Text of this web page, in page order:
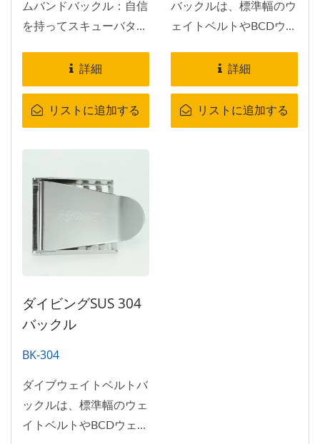
ムバンドバックル：自信
を持ってスキューバタン
詳細
リストに追加する
バックルは、標準幅のウ
ェイトベルトやBCDウェ
詳細
リストに追加する
ダイビングSUS 304
バックル
BK-304
ダイブウェイトベルトバ
ックルは、標準幅のウェ
イトベルトやBCDウェビ